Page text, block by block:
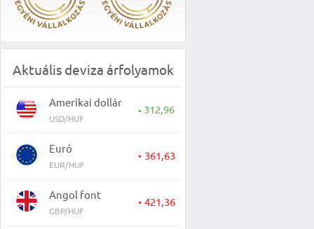
Aktuális deviza árfolyamok
Amerikai dollár
USD/HUF
▲ 312,96
Euró
EUR/HUF
▼ 361,63
Angol font
GBP/HUF
▼ 421,36